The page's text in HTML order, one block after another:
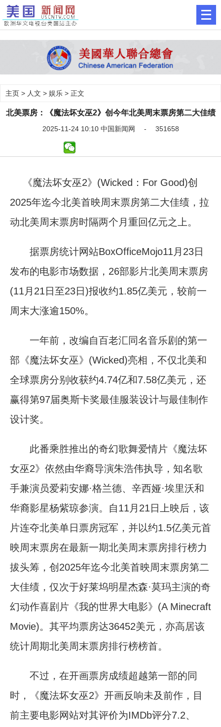
主页 > 人文 > 娱乐 > 正文
北美票房：《魔法坏女巫2》创今年北美周末票房第二大佳绩
2025-11-24 10:10 中国新闻网 - 351658
《魔法坏女巫2》(Wicked：For Good)创
2025年迄今北美首映周末票房第二大佳绩，拉
动北美周末票房时隔两个月重回亿元之上。
据票房统计网站BoxOfficeMojo11月23日
发布的电影市场数据，26部影片北美周末票房
(11月21日至23日)报收约1.85亿美元，较前一
周末大涨逾150%。
一年前，改编自百老汇同名音乐剧的第一
部《魔法坏女巫》(Wicked)亮相，不仅北美和
全球票房分别收获约4.74亿和7.58亿美元，还
赢得第97届奥斯卡奖最佳服装设计与最佳制作
设计奖。
此番乘胜推出的奇幻歌舞爱情片《魔法坏
女巫2》依然由华裔导演朱浩伟执导，知名歌
手兼演员爱莉安娜·格兰德、辛西娅·埃里沃和
华裔影星杨紫琼参演。自11月21日上映后，该
片连夺北美单日票房冠军，并以约1.5亿美元首
映周末票房在最新一期北美周末票房排行榜力
拔头筹，创2025年迄今北美首映周末票房第二
大佳绩，仅次于好莱坞明星杰森·莫玛主演的奇
幻动作喜剧片《我的世界大电影》(A Minecraft
Movie)。其平均票房达36452美元，亦高居该
统计周期北美周末票房排行榜榜首。
不过，在开画票房成绩超越第一部的同
时，《魔法坏女巫2》开画反响未及前作，目
前主要电影网站对其评价为IMDb评分7.2、